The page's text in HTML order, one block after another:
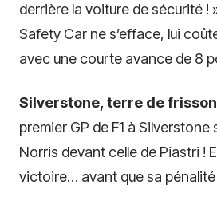
derrière la voiture de sécurité !
Safety Car ne s’efface, lui
avec une courte avance de 8
Silverstone, terre de
premier GP de F1 à
Norris devant celle de Piastri !
victoire… avant que sa